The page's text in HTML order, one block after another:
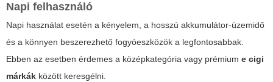
Napi felhasználó
Napi használat esetén a kényelem, a hosszú akkumulátor-üzemidő
és a könnyen beszerezhető fogyóeszközök a legfontosabbak.
Ebben az esetben érdemes a középkategória vagy prémium e cigi
márkák között keresgélni.